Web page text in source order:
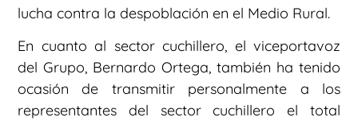
lucha contra la despoblación en el Medio Rural.
En cuanto al sector cuchillero, el viceportavoz
del Grupo, Bernardo Ortega, también ha tenido
ocasión de transmitir personalmente a los
representantes del sector cuchillero el total